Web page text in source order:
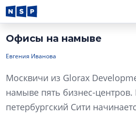
Офисы на намыве
Евгения Иванова
Москвичи из Glorax
намыве пять бизнес-
петербургский Сити